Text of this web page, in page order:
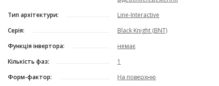
Тип архітектури:
Line-Interactive
Серія:
Black Knight (BNT)
Функція інвертора:
немає
Кількість фаз:
1
Форм-фактор:
На поверхню